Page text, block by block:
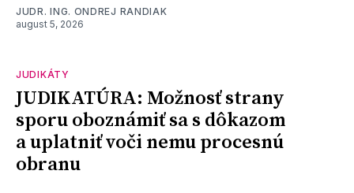
JUDR. ING. ONDREJ RANDIAK
august 5, 2026
JUDIKÁTY
JUDIKATÚRA: Možnosť strany
sporu oboznámiť sa s dôkazom
a uplatniť voči nemu procesnú
obranu